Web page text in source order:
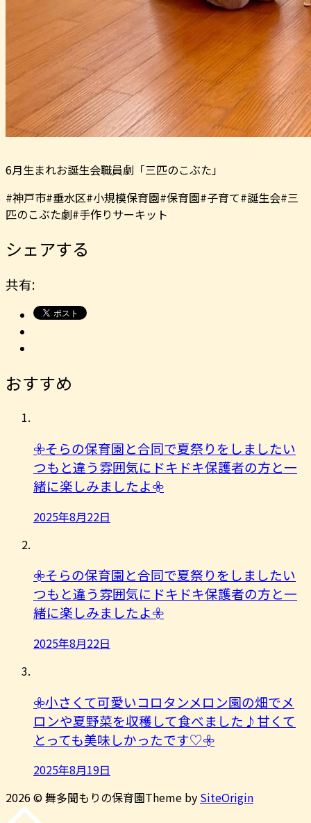
6月生まれお誕生会職員劇「三匹のこぶた」
#神戸市#垂水区#小規模保育園#保育園#子育て#誕生会#三
匹のこぶた劇#手作りサーキット
シェアする
共有:
おすすめ
𖧷そらの保育園と合同で夏祭りをしましたい
つもと違う雰囲気にドキドキ保護者の方と一
緒に楽しみましたよ︎𖧷
2025年8月22日
𖧷そらの保育園と合同で夏祭りをしましたい
つもと違う雰囲気にドキドキ保護者の方と一
緒に楽しみましたよ︎𖧷
2025年8月22日
𖧷小さくて可愛いコロタンメロン園の畑でメ
ロンや夏野菜を収穫して食べました♪甘くて
とっても美味しかったです♡𖧷
2025年8月19日
2026 © 舞多聞もりの保育園Theme by SiteOrigin
先